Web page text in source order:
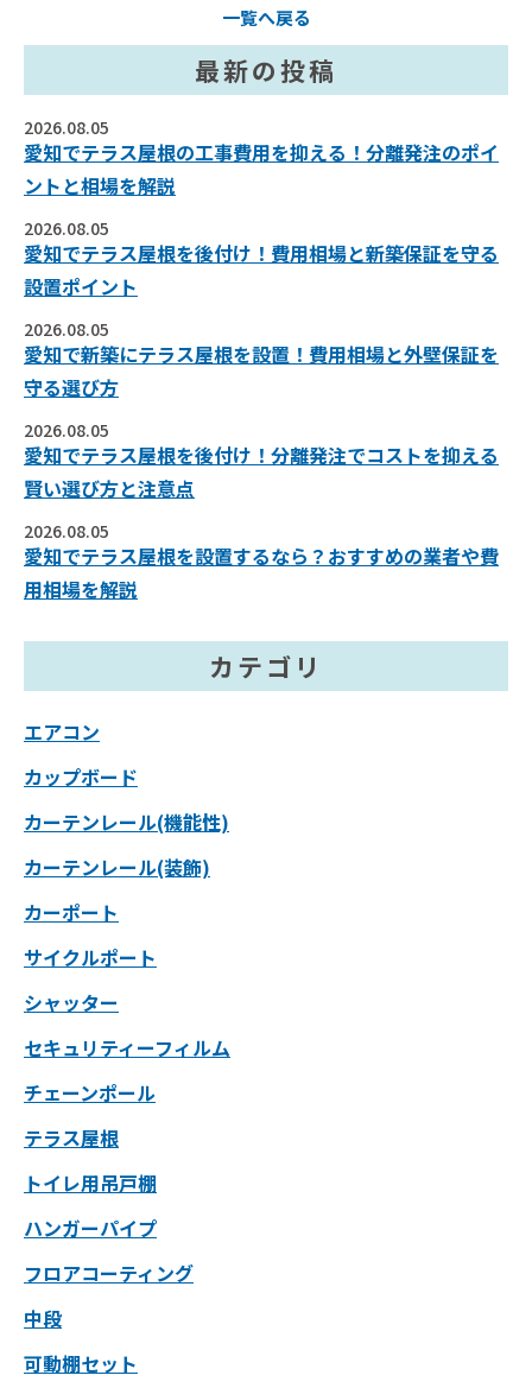
一覧へ戻る
最新の投稿
2026.08.05
愛知でテラス屋根の工事費用を抑える！分離発注のポイ
ントと相場を解説
2026.08.05
愛知でテラス屋根を後付け！費用相場と新築保証を守る
設置ポイント
2026.08.05
愛知で新築にテラス屋根を設置！費用相場と外壁保証を
守る選び方
2026.08.05
愛知でテラス屋根を後付け！分離発注でコストを抑える
賢い選び方と注意点
2026.08.05
愛知でテラス屋根を設置するなら？おすすめの業者や費
用相場を解説
カテゴリ
エアコン
カップボード
カーテンレール(機能性)
カーテンレール(装飾)
カーポート
サイクルポート
シャッター
セキュリティーフィルム
チェーンポール
テラス屋根
トイレ用吊戸棚
ハンガーパイプ
フロアコーティング
中段
可動棚セット